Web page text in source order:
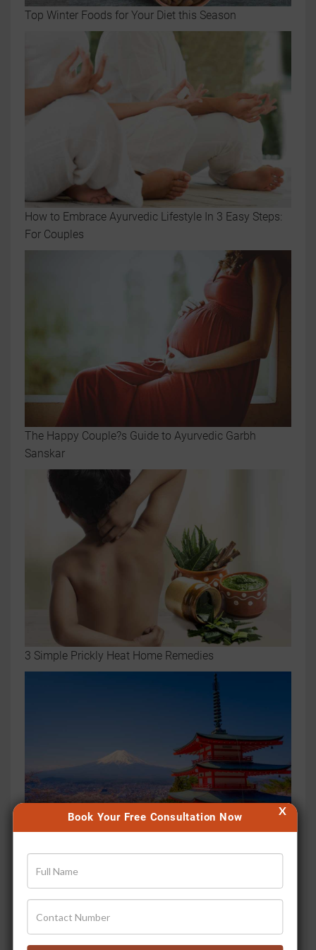
Book Your Free Consultation Now X
Top Winter Foods for Your Diet this Season
How to Embrace Ayurvedic Lifestyle In 3 Easy Steps:
For Couples
The Happy Couple?s Guide to Ayurvedic Garbh
Sanskar
3 Simple Prickly Heat Home Remedies
Jiva Spreading Deeper and Practical Ayurveda in
Japan